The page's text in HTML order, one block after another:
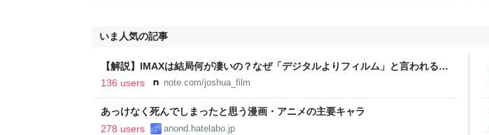
いま人気の記事
【解説】IMAXは結局何が凄いの？なぜ「デジタルよりフィルム」と言われるの
か？｜Joshua Connolly
136 users note.com/joshua_film
あっけなく死んでしまったと思う漫画・アニメの主要キャラ
278 users
anond.hatelabo.jp